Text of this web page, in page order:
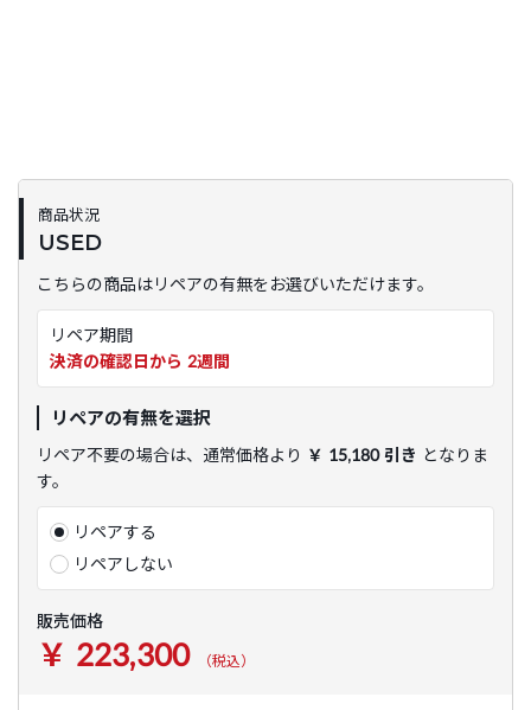
商品状況
USED
こちらの商品はリペアの有無をお選びいただけます。
リペア期間
決済の確認日から 2週間
リペアの有無を選択
リペア不要の場合は、通常価格より ￥ 15,180 引き となりま
す。
リペアする
リペアしない
販売価格
￥ 223,300 （税込）